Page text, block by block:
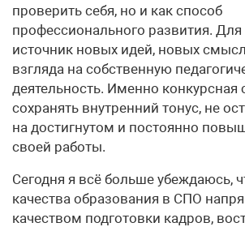
проверить себя, но и как способ
профессионального развития.
источник новых идей, новых
взгляда на собственную
деятельность. Именно конкурсная
сохранять внутренний тонус, не
на достигнутом и постоянно
своей работы.
Сегодня я всё больше убеждаюсь,
качества образования в СПО
качеством подготовки кадров,